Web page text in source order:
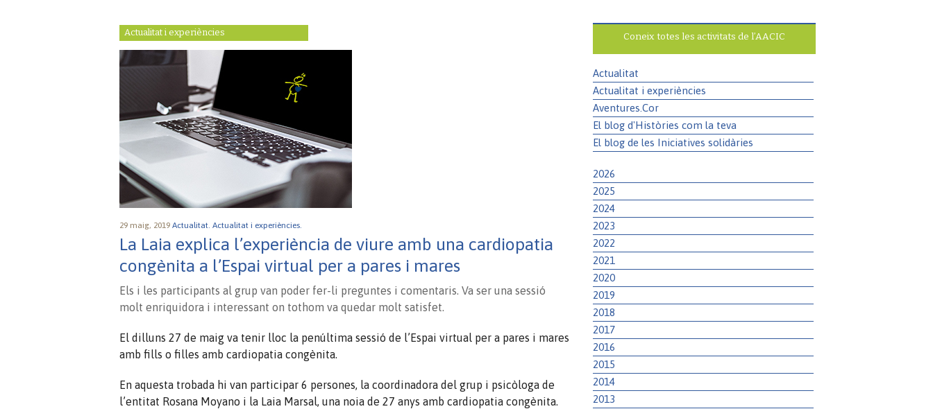
Actualitat i experiències
29 maig, 2019 Actualitat. Actualitat i experiències.
La Laia explica l’experiència de viure amb una cardiopatia
congènita a l’Espai virtual per a pares i mares
Els i les participants al grup van poder fer-li preguntes i comentaris. Va ser una sessió
molt enriquidora i interessant on tothom va quedar molt satisfet.
El dilluns 27 de maig va tenir lloc la penúltima sessió de l’Espai virtual per a pares i mares
amb fills o filles amb cardiopatia congènita.
En aquesta trobada hi van participar 6 persones, la coordinadora del grup i psicòloga de
l’entitat Rosana Moyano i la Laia Marsal, una noia de 27 anys amb cardiopatia congènita.
Coneix totes les activitats de l’AACIC
Actualitat
Actualitat i experiències
Aventures.Cor
El blog d'Històries com la teva
El blog de les Iniciatives solidàries
2026
2025
2024
2023
2022
2021
2020
2019
2018
2017
2016
2015
2014
2013